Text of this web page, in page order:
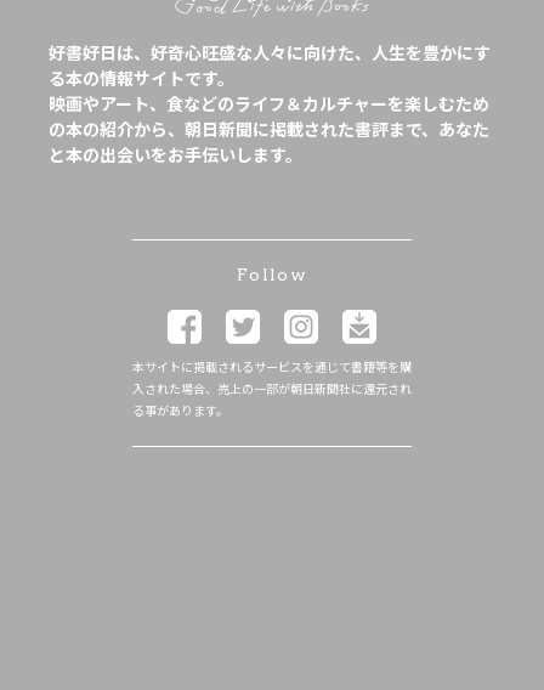
好書好日は、好奇心旺盛な人々に向けた、人生を豊かにす
る本の情報サイトです。
映画やアート、食などのライフ＆カルチャーを楽しむため
の本の紹介から、朝日新聞に掲載された書評まで、あなた
と本の出会いをお手伝いします。
Follow
本サイトに掲載されるサービスを通じて書籍等を購
入された場合、売上の一部が朝日新聞社に還元され
る事があります。